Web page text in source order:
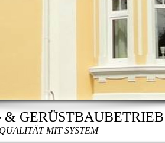
GERÜSTBAUBETRIEB
QUALITÄT MIT SYSTEM